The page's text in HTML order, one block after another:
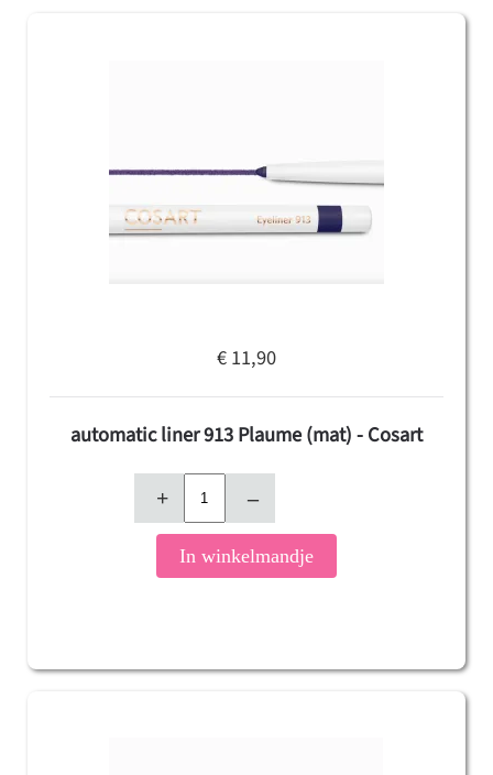
€ 11,90
automatic liner 913 Plaume (mat) - Cosart
+ –
In winkelmandje